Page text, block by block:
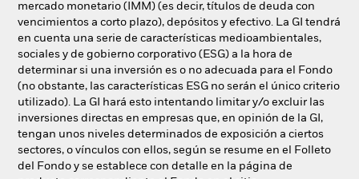
mercado monetario (IMM) (es decir, títulos de deuda con
vencimientos a corto plazo), depósitos y efectivo. La GI tendrá
en cuenta una serie de características medioambientales,
sociales y de gobierno corporativo (ESG) a la hora de
determinar si una inversión es o no adecuada para el Fondo
(no obstante, las características ESG no serán el único criterio
utilizado). La GI hará esto intentando limitar y/o excluir las
inversiones directas en empresas que, en opinión de la GI,
tengan unos niveles determinados de exposición a ciertos
sectores, o vínculos con ellos, según se resume en el Folleto
del Fondo y se establece con detalle en la página de